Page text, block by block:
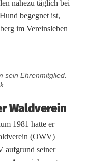
nahezu täglich bei
begegnet ist,
im Vereinsleben
sein Ehrenmitglied.
Waldverein
1981 hatte er
(OWV)
aufgrund seiner